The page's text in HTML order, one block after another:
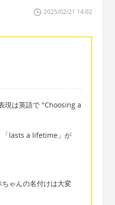
2025/02/21 14:02
現は英語で "Choosing a
「lasts a lifetime」が
ゃんの名付けは大変